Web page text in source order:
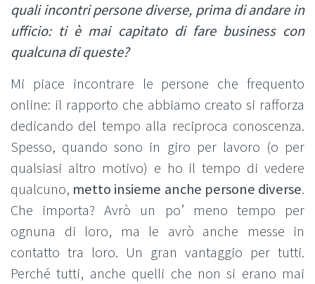
quali incontri persone diverse, prima di andare in
ufficio: ti è mai capitato di fare business con
qualcuna di queste?
Mi piace incontrare le persone che frequento
online: il rapporto che abbiamo creato si rafforza
dedicando del tempo alla reciproca conoscenza.
Spesso, quando sono in giro per lavoro (o per
qualsiasi altro motivo) e ho il tempo di vedere
qualcuno, metto insieme anche persone diverse.
Che importa? Avrò un po’ meno tempo per
ognuna di loro, ma le avrò anche messe in
contatto tra loro. Un gran vantaggio per tutti.
Perché tutti, anche quelli che non si erano mai